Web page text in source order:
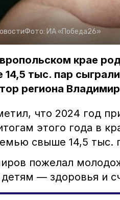
Фото: ИА «Победа26»
крае
тыс. пар
региона
что 2024 год
этого года в
свыше 14,5 тыс.
пожелал
детям — здоровья и